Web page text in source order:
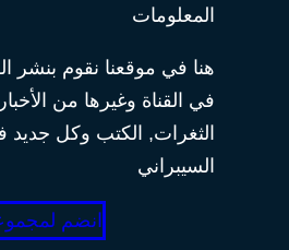
المعلومات
هنا في موقعنا نقوم بنشر
في القناة وغيرها من
الثغرات, الكتب وكل جديد
السيبراني
انضم